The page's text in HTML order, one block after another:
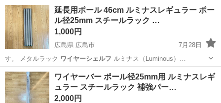
広島 広島市 収納家具
延長用ポール 46cm ルミナスレギュラー ポー
ル径25mm スチールラック …
1,000円
広島県 広島市
7月28日
す。 メタルラック ワイヤーシェルフ ルミナス（Luminous）…
広島 広島市 収納家具 ポール
ワイヤーバー ポール径25mm用 ルミナスレギ
ュラー スチールラック 補強パー…
2,000円